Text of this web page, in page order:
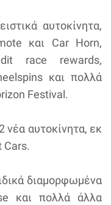
αυτοκίνητα,
και Car Horn,
race rewards,
και πολλά
Festival.
νέα αυτοκίνητα, εκ
διαμορφωμένα
και πολλά άλλα